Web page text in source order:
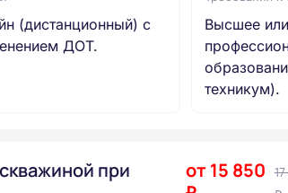
(дистанционный) с
ДОТ.
Высшее
техникум).
при
от 15 850